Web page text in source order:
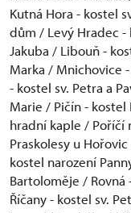
Kutná Hora - kostel
dům / Levý Hradec -
Jakuba / Libouň -
Marka / Mnichovice
- kostel sv. Petra a
Marie / Pičín -
hradní kaple / Poříčí
Praskolesy u
kostel narození
Bartoloměje / Rovná
Říčany - kostel sv.